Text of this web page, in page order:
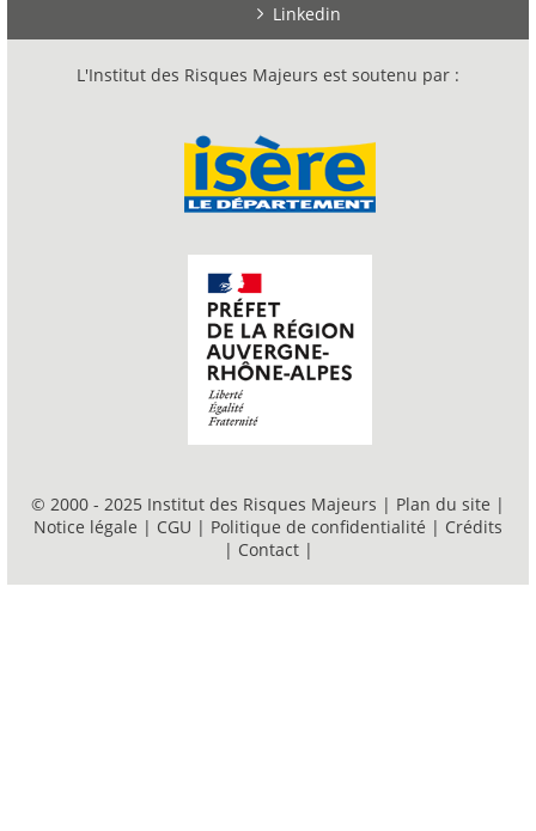
Linkedin
L'Institut des Risques Majeurs est soutenu par :
© 2000 - 2025 Institut des Risques Majeurs | Plan du site |
Notice légale | CGU | Politique de confidentialité | Crédits
| Contact |